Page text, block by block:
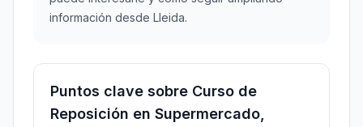
información desde Lleida.
Puntos clave sobre Curso de
Reposición en Supermercado,